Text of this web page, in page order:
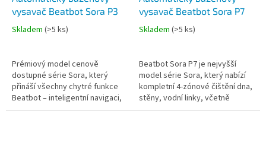
vysavač Beatbot Sora P3
Skladem (>5 ks)
Prémiový model cenově
dostupné série Sora, který
přináší všechny chytré funkce
Beatbot – inteligentní navigaci,
vysoký sací výkon a kompletní
vysavač Beatbot Sora P7
Skladem (>5 ks)
Beatbot Sora P7 je nejvyšší
model série Sora, který nabízí
kompletní 4-zónové čištění dna,
stěny, vodní linky, včetně
schodů a plošin od 20 cm +